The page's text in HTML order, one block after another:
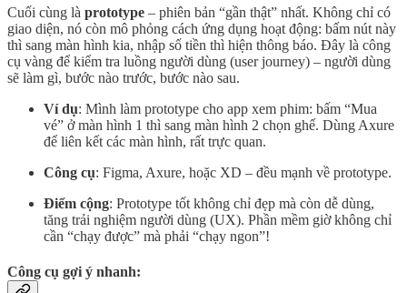
Cuối cùng là prototype – phiên bản “gần thật” nhất. Không chỉ có
giao diện, nó còn mô phỏng cách ứng dụng hoạt động: bấm nút này
thì sang màn hình kia, nhập số tiền thì hiện thông báo. Đây là công
cụ vàng để kiểm tra luồng người dùng (user journey) – người dùng
sẽ làm gì, bước nào trước, bước nào sau.
Ví dụ: Mình làm prototype cho app xem phim: bấm “Mua
vé” ở màn hình 1 thì sang màn hình 2 chọn ghế. Dùng Axure
để liên kết các màn hình, rất trực quan.
Công cụ: Figma, Axure, hoặc XD – đều mạnh về prototype.
Điểm cộng: Prototype tốt không chỉ đẹp mà còn dễ dùng,
tăng trải nghiệm người dùng (UX). Phần mềm giờ không chỉ
cần “chạy được” mà phải “chạy ngon”!
Công cụ gợi ý nhanh: